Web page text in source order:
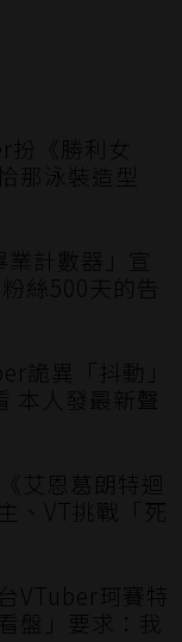
扮《勝利女
那泳裝造型
計數器」宣
絲500天的告
詭異「抖動」
本人發最新聲
艾恩葛朗特迴
、VT挑戰「死
VTuber珂賽特
盤」要求：我